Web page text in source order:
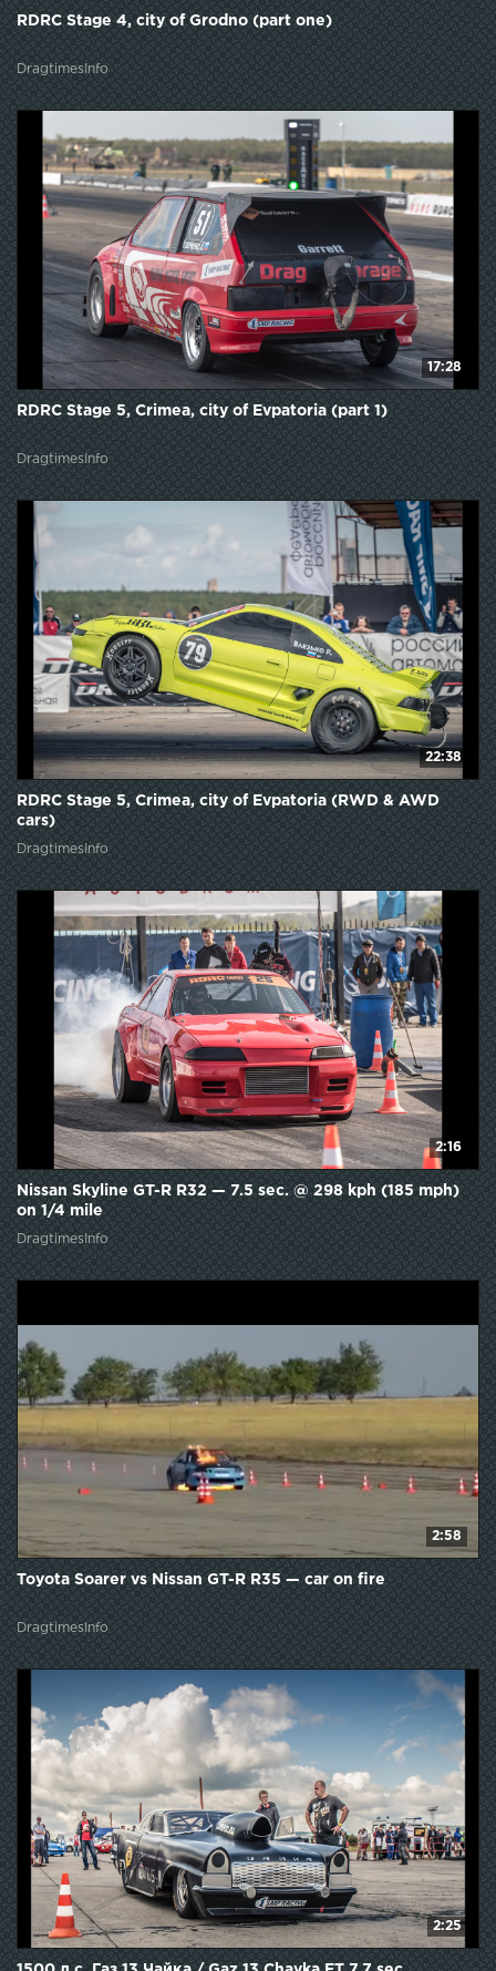
RDRC Stage 4, city of Grodno (part one)
DragtimesInfo
17:28
RDRC Stage 5, Crimea, city of Evpatoria (part 1)
DragtimesInfo
22:38
RDRC Stage 5, Crimea, city of Evpatoria (RWD & AWD
cars)
DragtimesInfo
2:16
Nissan Skyline GT-R R32 — 7.5 sec. @ 298 kph (185 mph)
on 1/4 mile
DragtimesInfo
2:58
Toyota Soarer vs Nissan GT-R R35 — car on fire
DragtimesInfo
2:25